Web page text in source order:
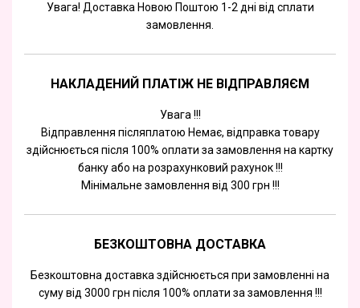
Увага! Доставка Новою Поштою 1-2 дні від сплати
замовлення.
НАКЛАДЕНИЙ ПЛАТІЖ НЕ ВІДПРАВЛЯЄМ
Увага !!!
Відправлення післяплатою Немає, відправка товару
здійснюється після 100% оплати за замовлення на картку
банку або на розрахунковий рахунок !!!
Мінімальне замовлення від 300 грн !!!
БЕЗКОШТОВНА ДОСТАВКА
Безкоштовна доставка здійснюється при замовленні на
суму від 3000 грн після 100% оплати за замовлення !!!